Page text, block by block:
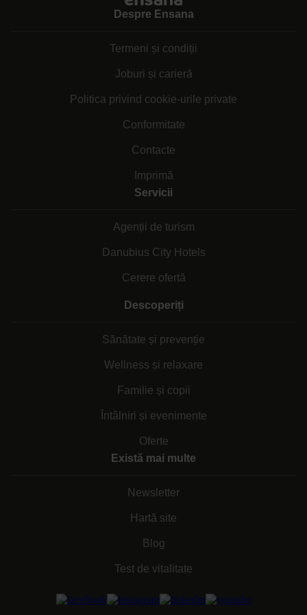
Despre Ensana
Termeni și condiții
Joburi și carieră
Politica privind cookie-urile private
Conformitate
Contacte
Imprimă
Servicii
Agenții de turism
Danubius City Hotels
Cerere ofertă
Descoperiți
Sănătate și prevenție
Wellness și relaxare
Familie și copii
Întâlniri și evenimente
Oferte
Există mai multe
Newsletter
Hartă site
Blog
Test de vitalitate